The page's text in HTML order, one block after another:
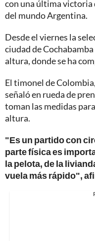
con una última victoria
del mundo Argentina.
Desde el viernes la
ciudad de
altura, donde se ha
El timonel de
señaló en rueda de
toman las medidas
altura.
"Es un partido con
parte física es
la pelota, de la
vuela más rápido",